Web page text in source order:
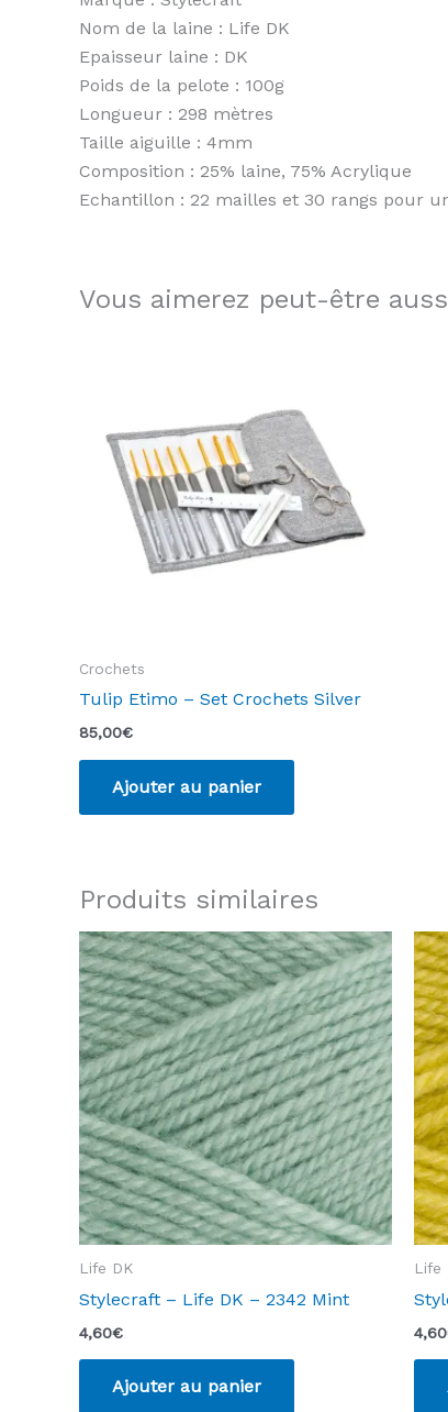
Nom de la laine : Life DK
Epaisseur laine : DK
Poids de la pelote : 100g
Longueur : 298 mètres
Taille aiguille : 4mm
Composition : 25% laine, 75% Acrylique
Echantillon : 22 mailles et 30 rangs pour
Vous aimerez peut-être
Crochets
Tulip Etimo – Set Crochets Silver
85,00€
Ajouter au panier
Produits similaires
Life DK
Stylecraft – Life DK – 2342 Mint
4,60€
Ajouter au panier
Life
4,60